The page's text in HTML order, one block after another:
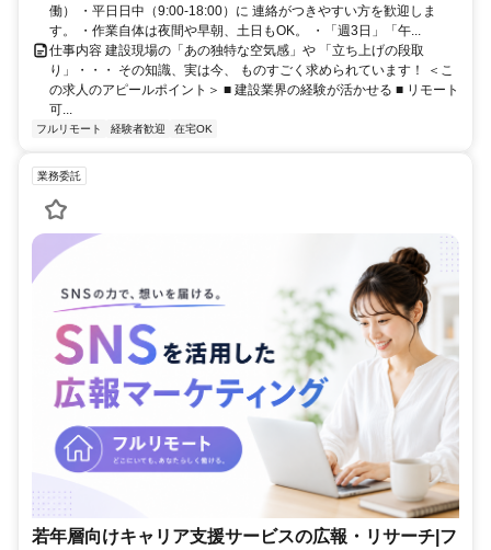
働） ・平日日中（9:00-18:00）に 連絡がつきやすい方を歓迎しま
す。 ・作業自体は夜間や早朝、土日もOK。 ・「週3日」「午...
仕事内容 建設現場の「あの独特な空気感」や 「立ち上げの段取
り」・・・ その知識、実は今、 ものすごく求められています！ ＜こ
の求人のアピールポイント＞ ■ 建設業界の経験が活かせる ■ リモート
可...
フルリモート 経験者歓迎 在宅OK
業務委託
若年層向けキャリア支援サービスの広報・リサーチ|フ